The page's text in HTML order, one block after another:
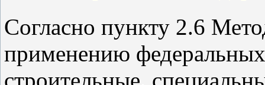
Согласно пункту 2.6
применению